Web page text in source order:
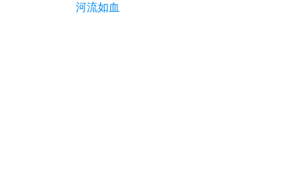
河流如血